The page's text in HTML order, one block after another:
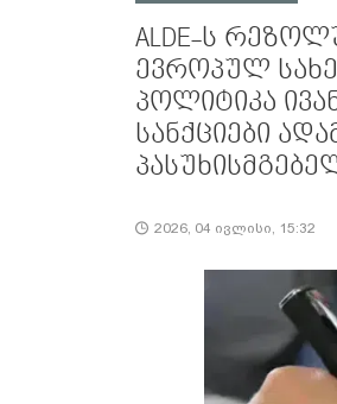
ALDE-ს
ევროპულ
პოლიტიკა
სანქციები
2026, 04 ივლისი, 15:32